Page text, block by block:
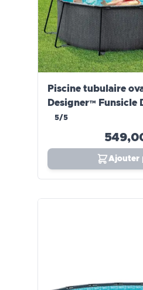
Piscine tubulaire
Designer™ Funsicle
3,66 x 1,22m)
5/5
Ajouter